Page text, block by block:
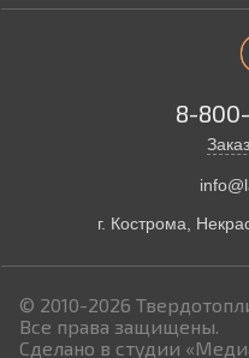
8-
г. Кострома,
© 2010-2026
Все права защищены.
Сделано в студии